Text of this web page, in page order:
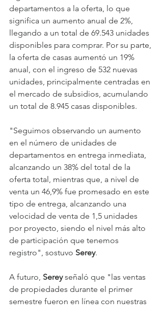
departamentos a la oferta, lo que
significa un aumento anual de 2%,
llegando a un total de 69.543 unidades
disponibles para comprar. Por su parte,
la oferta de casas aumentó un 19%
anual, con el ingreso de 532 nuevas
unidades, principalmente centradas en
el mercado de subsidios, acumulando
un total de 8.945 casas disponibles.
"Seguimos observando un aumento
en el número de unidades de
departamentos en entrega inmediata,
alcanzando un 38% del total de la
oferta total, mientras que, a nivel de
venta un 46,9% fue promesado en este
tipo de entrega, alcanzando una
velocidad de venta de 1,5 unidades
por proyecto, siendo el nivel más alto
de participación que tenemos
registro", sostuvo Serey.
A futuro, Serey señaló que "las ventas
de propiedades durante el primer
semestre fueron en línea con nuestras